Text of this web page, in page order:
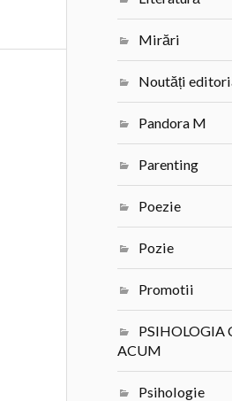
Mirări
Noutăți
Pandora M
Parenting
Poezie
Pozie
Promotii
PSIHOLOGIA
ACUM
Psihologie